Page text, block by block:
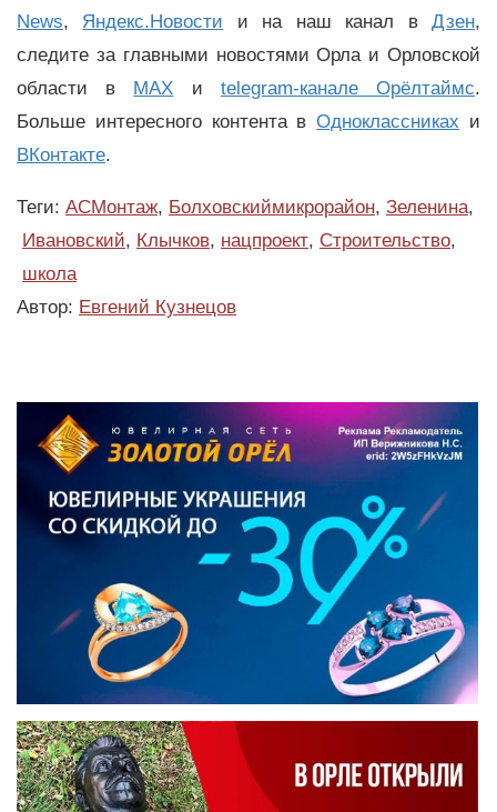
News, Яндекс.Новости и на наш канал вДзен,
следите за главными новостями Орла и Орловской
области в MAX и telegram-канале Орёлтаймс.
Больше интересного контента вОдноклассниках и
ВКонтакте.
Теги: АСМонтаж, Болховскиймикрорайон, Зеленина,
Ивановский, Клычков, нацпроект, Строительство,
школа
Автор: Евгений Кузнецов